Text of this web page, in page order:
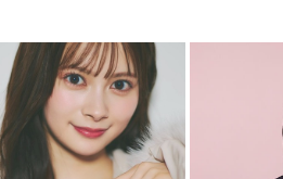
銀...
通し立た...
国人が増えて...